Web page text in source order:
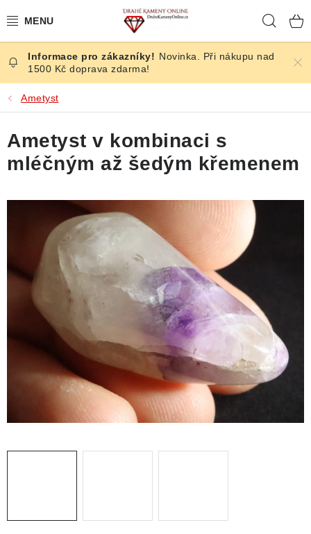
na
ČESKÉ KAMENY
ŠPERKY
BROUŠENÉ
SLEVY
ÚČINKY
KRYSTALY
ČLÁNKY
NALEZIŠTĚ
NÁŠ PŘÍBĚH
VIDEOGALERIE
Novinka. Při nákupu nad
1500 Kč doprava zdarma!
Ametyst
Ametyst v kombinaci s
mléčným až šedým křemenem